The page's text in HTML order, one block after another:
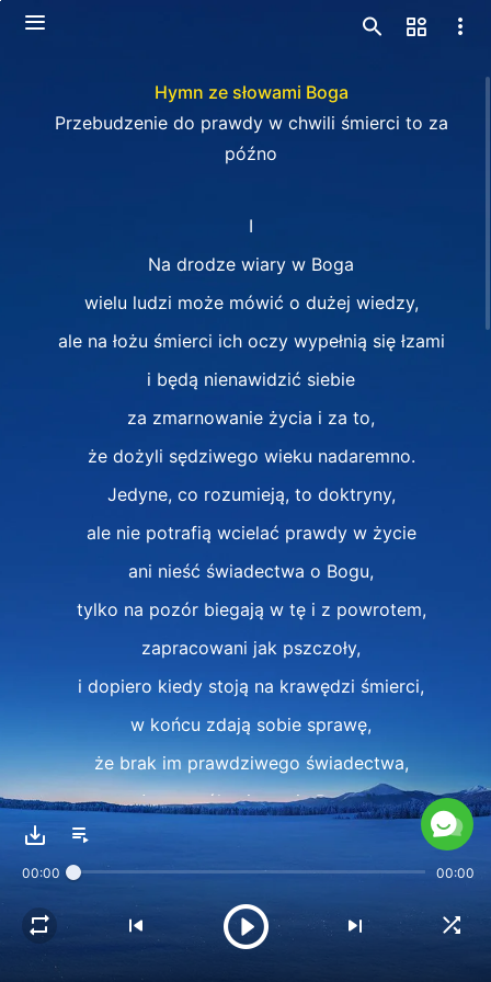
Hymn ze słowami Boga
Przebudzenie do prawdy w chwili śmierci to za
późno
I
Na drodze wiary w Boga
wielu ludzi może mówić o dużej wiedzy,
ale na łożu śmierci ich oczy wypełnią się łzami
i będą nienawidzić siebie
za zmarnowanie życia i za to,
że dożyli sędziwego wieku nadaremno.
Jedyne, co rozumieją, to doktryny,
ale nie potrafią wcielać prawdy w życie
ani nieść świadectwa o Bogu,
tylko na pozór biegają w tę i z powrotem,
zapracowani jak pszczoły,
i dopiero kiedy stoją na krawędzi śmierci,
w końcu zdają sobie sprawę,
że brak im prawdziwego świadectwa,
że w ogóle nie znają Boga.
Dlaczego nie chwytasz dnia
i nie dążysz do prawdy, którą kochasz?
Po co czekać do jutra?
00:00 00:00